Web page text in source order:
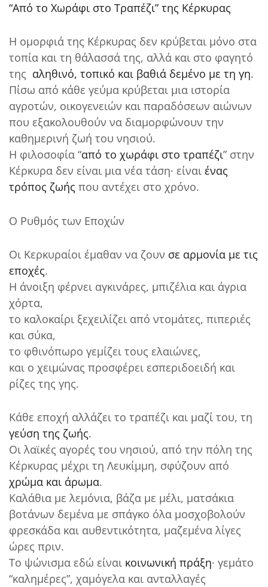
“Από το Χωράφι στο Τραπέζι” της Κέρκυρας
Η ομορφιά της Κέρκυρας δεν κρύβεται μόνο στα
τοπία και τη θάλασσά της, αλλά και στο φαγητό
της αληθινό, τοπικό και βαθιά δεμένο με τη γη.
Πίσω από κάθε γεύμα κρύβεται μια ιστορία
αγροτών, οικογενειών και παραδόσεων αιώνων
που εξακολουθούν να διαμορφώνουν την
καθημερινή ζωή του νησιού.
Η φιλοσοφία “από το χωράφι στο τραπέζι” στην
Κέρκυρα δεν είναι μια νέα τάση· είναι ένας
τρόπος ζωής που αντέχει στο χρόνο.
Ο Ρυθμός των Εποχών
Οι Κερκυραίοι έμαθαν να ζουν σε αρμονία με τις
εποχές.
Η άνοιξη φέρνει αγκινάρες, μπιζέλια και άγρια
χόρτα,
το καλοκαίρι ξεχειλίζει από ντομάτες, πιπεριές
και σύκα,
το φθινόπωρο γεμίζει τους ελαιώνες,
και ο χειμώνας προσφέρει εσπεριδοειδή και
ρίζες της γης.
Κάθε εποχή αλλάζει το τραπέζι και μαζί του, τη
γεύση της ζωής.
Οι λαϊκές αγορές του νησιού, από την πόλη της
Κέρκυρας μέχρι τη Λευκίμμη, σφύζουν από
χρώμα και άρωμα.
Καλάθια με λεμόνια, βάζα με μέλι, ματσάκια
βοτάνων δεμένα με σπάγκο όλα μοσχοβολούν
φρεσκάδα και αυθεντικότητα, μαζεμένα λίγες
ώρες πριν.
Το ψώνισμα εδώ είναι κοινωνική πράξη· γεμάτο
“καλημέρες”, χαμόγελα και ανταλλαγές